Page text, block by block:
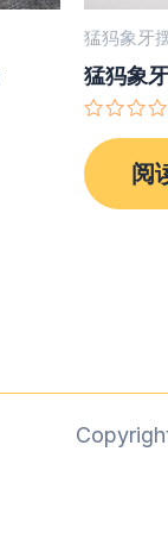
猛犸象牙
猛犸象
分
0
&sol;
阅